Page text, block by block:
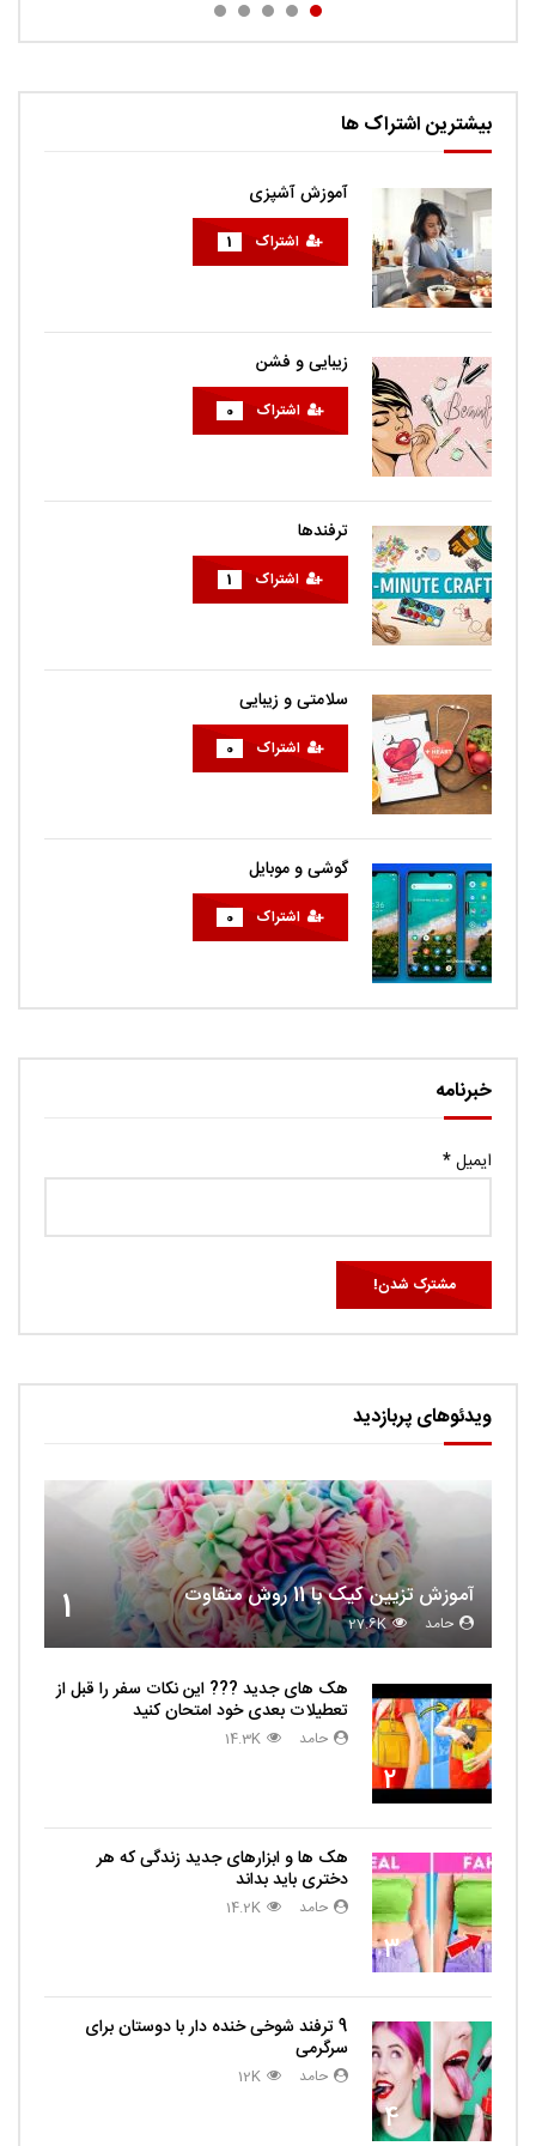
بیشترین اشتراک ها
آموزش آشپزی
اشتراک 1
زیبایی و فشن
اشتراک 0
ترفندها
اشتراک 1
سلامتی و زیبایی
اشتراک 0
گوشی و موبایل
اشتراک 0
خبرنامه
ایمیل*
ویدئوهای پربازدید
1 آموزش تزیین کیک با 11 روش متفاوت
حامد 27.6K
2
هک های جدید ??️? این نکات سفر را قبل از
تعطیلات بعدی خود امتحان کنید
حامد 14.3K
3
هک ها و ابزارهای جدید زندگی که هر
دختری باید بداند
حامد 14.2K
4
9 ترفند شوخی خنده دار با دوستان برای
سرگرمی
حامد 12K